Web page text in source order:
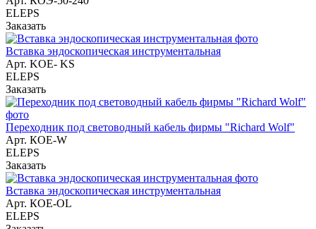
ELEPS
Заказать
Вставка эндоскопическая инструментальная
Арт. KOE- KS
ELEPS
Заказать
Переходник под световодный кабель фирмы "Richard Wolf"
Арт. КОЕ-W
ELEPS
Заказать
Вставка эндоскопическая инструментальная
Арт. КОЕ-OL
ELEPS